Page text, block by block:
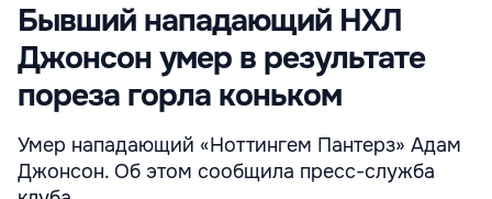
Бывший нападающий НХЛ
Джонсон умер в результате
пореза горла коньком
Умер нападающий «Ноттингем Пантерз» Адам
Джонсон. Об этом сообщила пресс-служба